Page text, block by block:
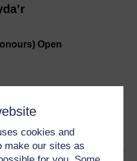
cookies and
make our sites as
Open
chemistry